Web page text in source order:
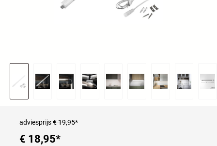
adviesprijs€ 19,95*
€ 18,95*